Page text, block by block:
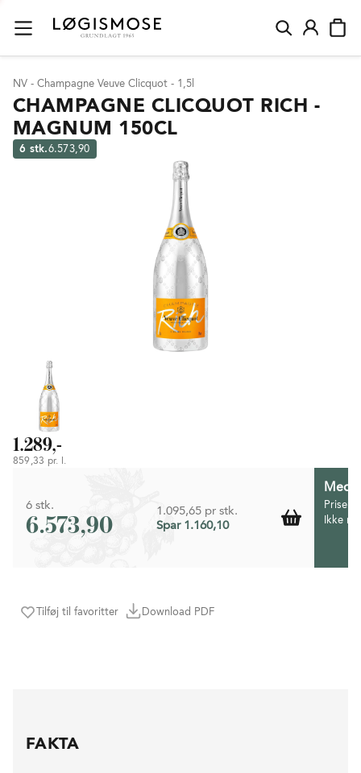
Tilføj til favoritter Download PDF
NV - Champagne Veuve Clicquot - 1,5l
CHAMPAGNE CLICQUOT RICH -
MAGNUM 150CL
6 stk.6.573,90
1.289,-
859,33 pr. l.
6 stk.
6.573,90
1.095,65 pr stk.
Spar 1.160,10
Prisen
Ikke
FAKTA